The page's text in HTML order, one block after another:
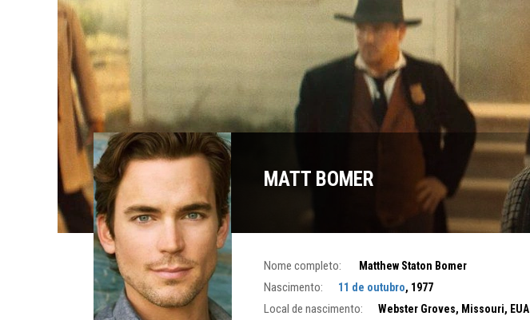
MATT BOMER
Nome completo: Matthew Staton Bomer
Nascimento: 11 de outubro, 1977
Local de nascimento: Webster Groves, Missouri, EUA